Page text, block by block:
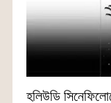
হলিউডি